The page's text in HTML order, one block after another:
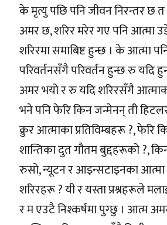
के मृत्यु पछि पनि जीवन निरन्तर छ
अमर छ, शरिर मरेर गए पनि आत्मा
शरिरमा समाबिष्ट हुन्छ । के आत्मा
परिवर्तनसँगै परिवर्तन हुन्छ रु
अमर भयो र रु यदि शरिरसँगै
भने पनि फेरि किन जन्मेनन् ती
क्रुर आत्माका प्रतिविम्बहरू ?, फेरि
शान्तिका दुत गौतम बुद्दहरूको ?,
रुसो, न्यूटन र आइन्सटाइनका
शरिरहरू ? यी र यस्ता प्रश्नहरूले
र म एउटै निश्कर्षमा पुग्छु । आत्म